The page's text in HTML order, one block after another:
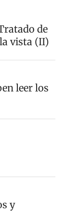
de
vista (II)
leer los
y